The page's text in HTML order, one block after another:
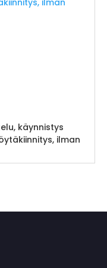
käynnistys
ilman